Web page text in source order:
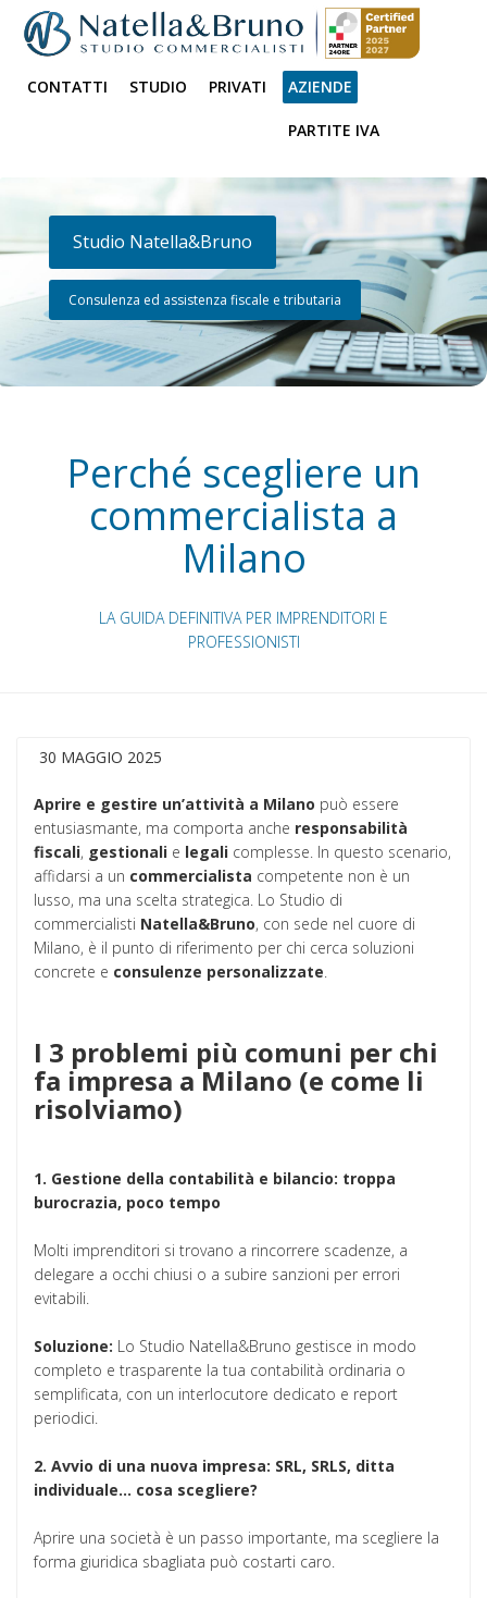
CONTATTI STUDIO PRIVATI AZIENDE
PARTITE IVA
Studio Natella&Bruno
Consulenza ed assistenza fiscale e tributaria
Perché scegliere un
commercialista a
Milano
LA GUIDA DEFINITIVA PER IMPRENDITORI E
PROFESSIONISTI
30 MAGGIO 2025
Aprire e gestire un’attività a Milano può essere
entusiasmante, ma comporta anche responsabilità
fiscali, gestionali e legali complesse. In questo scenario,
affidarsi a un commercialista competente non è un
lusso, ma una scelta strategica. Lo Studio di
commercialisti Natella&Bruno, con sede nel cuore di
Milano, è il punto di riferimento per chi cerca soluzioni
concrete e consulenze personalizzate.
I 3 problemi più comuni per chi
fa impresa a Milano (e come li
risolviamo)
1. Gestione della contabilità e bilancio: troppa
burocrazia, poco tempo
Molti imprenditori si trovano a rincorrere scadenze, a
delegare a occhi chiusi o a subire sanzioni per errori
evitabili.
Soluzione: Lo Studio Natella&Bruno gestisce in modo
completo e trasparente la tua contabilità ordinaria o
semplificata, con un interlocutore dedicato e report
periodici.
2. Avvio di una nuova impresa: SRL, SRLS, ditta
individuale... cosa scegliere?
Aprire una società è un passo importante, ma scegliere la
forma giuridica sbagliata può costarti caro.